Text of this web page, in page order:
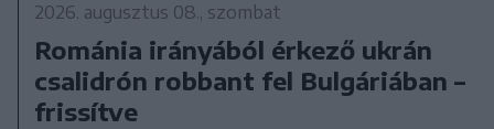
2026. augusztus 08., szombat
Románia irányából érkező ukrán
csalidrón robbant fel Bulgáriában –
frissítve